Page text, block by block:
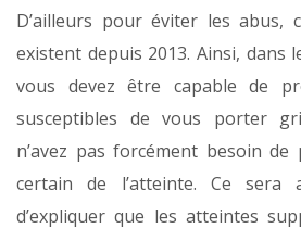
D’ailleurs pour éviter les abus,
existent depuis 2013. Ainsi, dans
vous devez être capable de
susceptibles de vous porter
n’avez pas forcément besoin
certain de l’atteinte. Ce sera
d’expliquer que les atteintes